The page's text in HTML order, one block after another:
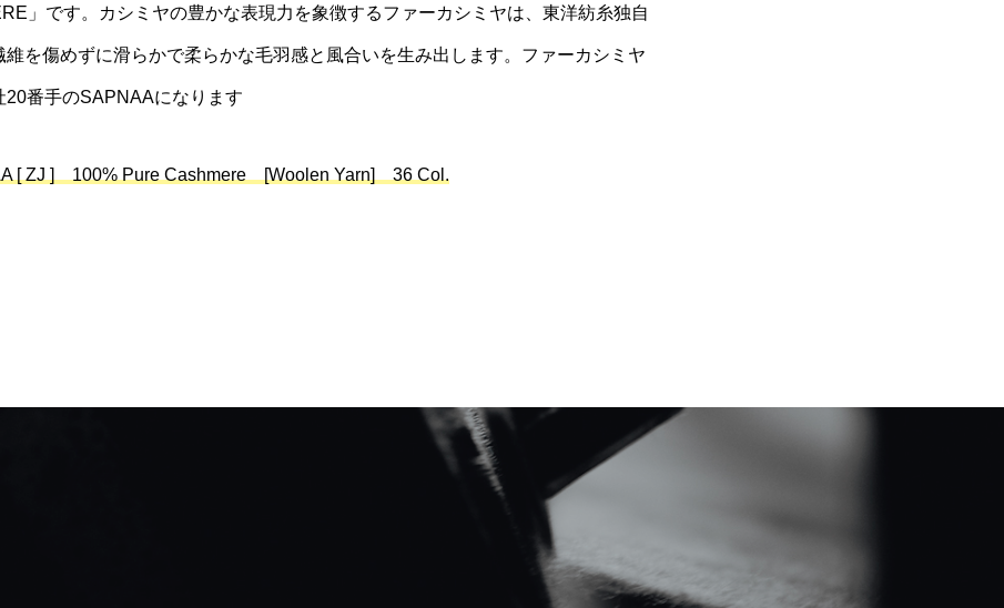
」です。カシミヤの豊かな表現力を象徴するファーカシミヤは、東洋紡糸独自
維を傷めずに滑らかで柔らかな毛羽感と風合いを生み出します。ファーカシミヤ
20番手のSAPNAAになります
[ ZJ ] 100% Pure Cashmere [Woolen Yarn] 36 Col.